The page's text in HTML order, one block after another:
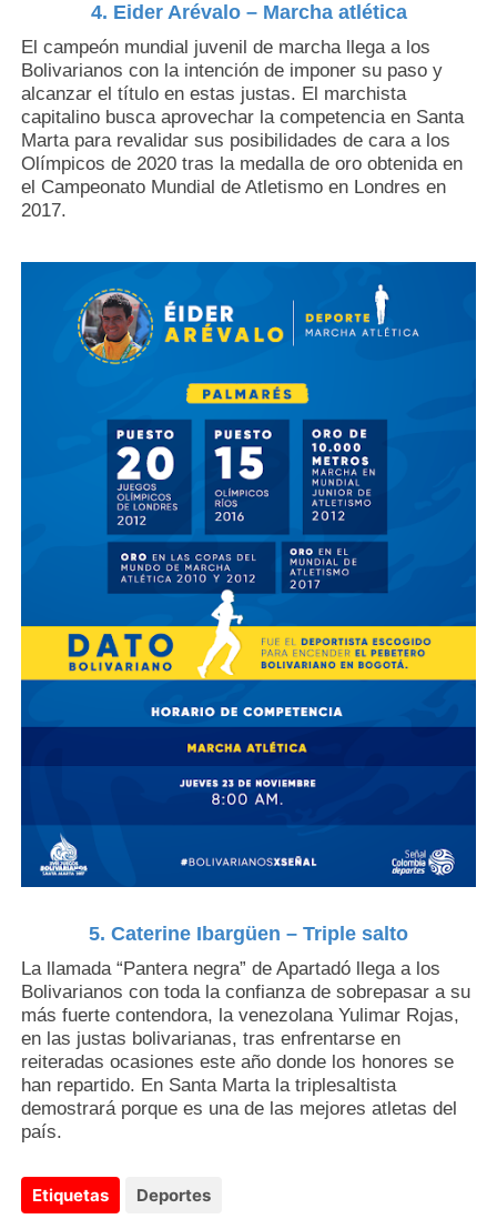
4. Eider Arévalo – Marcha atlética
El campeón mundial juvenil de marcha llega a los
Bolivarianos con la intención de imponer su paso y
alcanzar el título en estas justas. El marchista
capitalino busca aprovechar la competencia en Santa
Marta para revalidar sus posibilidades de cara a los
Olímpicos de 2020 tras la medalla de oro obtenida en
el Campeonato Mundial de Atletismo en Londres en
2017.
5. Caterine Ibargüen – Triple salto
La llamada “Pantera negra” de Apartadó llega a los
Bolivarianos con toda la confianza de sobrepasar a su
más fuerte contendora, la venezolana Yulimar Rojas,
en las justas bolivarianas, tras enfrentarse en
reiteradas ocasiones este año donde los honores se
han repartido. En Santa Marta la triplesaltista
demostrará porque es una de las mejores atletas del
país.
Etiquetas Deportes